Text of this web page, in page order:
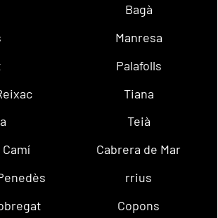
Bagà
Manresa
Palafolls
Tiana
Teià
Cabrera de Mar
rrius
Copons